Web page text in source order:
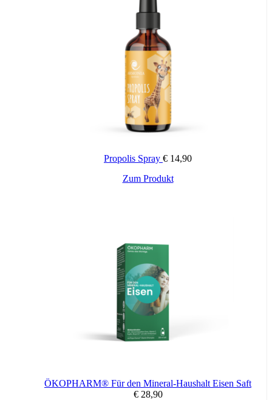
Nahrungsergänzungsmittel stellen keinen Ersatz für eine
abwechslungsreiche und ausgewogene Ernährung sowie für eine
gesunde Lebensweise dar. Die angegebene empfohlene Tagesdosis
nicht überschreiten. Für Kinder unerreichbar aufbewahren.
Propolis Spray € 14,90
Zum Produkt
ÖKOPHARM® Für den Mineral-Haushalt Eisen Saft
€28,90